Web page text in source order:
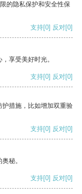
的隐私保护和安全性保
支持[0] 反对[0]
享受美好时光。
支持[0] 反对[0]
措施，比如增加双重验
支持[0] 反对[0]
秘。
支持[0] 反对[0]